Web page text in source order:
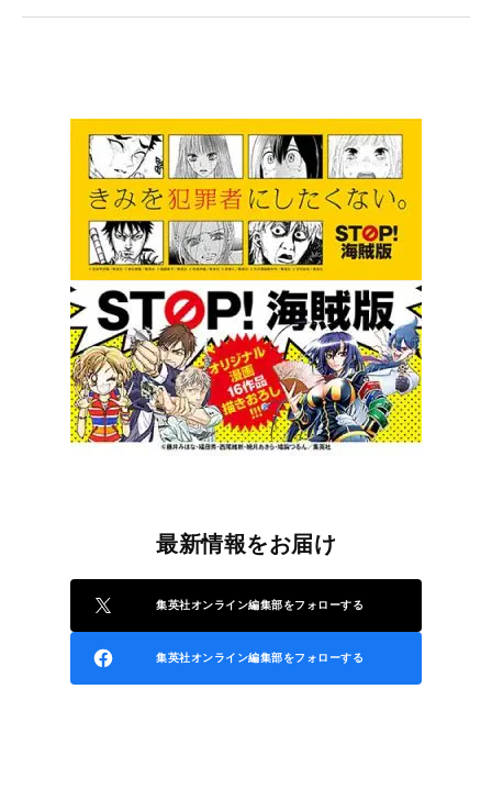
最新情報をお届け
集英社オンライン編集部をフォローする
集英社オンライン編集部をフォローする